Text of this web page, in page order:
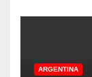
ARGENTINA